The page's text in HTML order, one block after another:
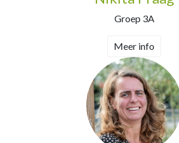
Groep 3A
Meer info